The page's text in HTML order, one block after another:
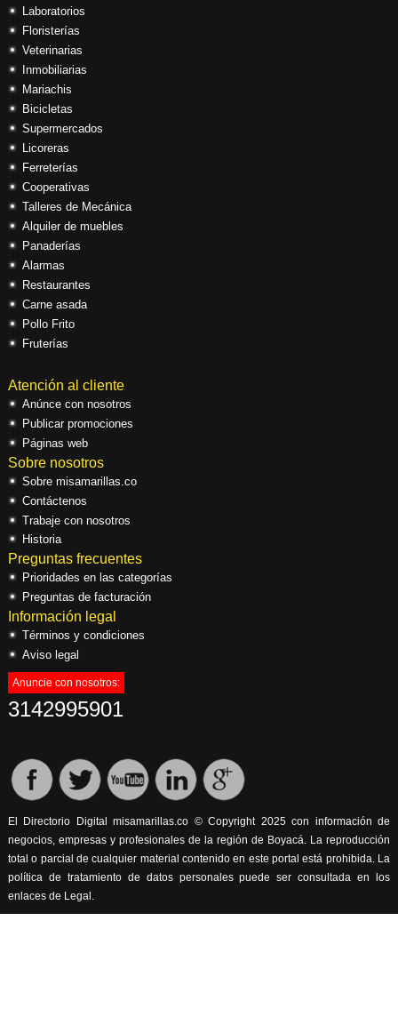
Laboratorios
Floristerías
Veterinarias
Inmobiliarias
Mariachis
Bicicletas
Supermercados
Licoreras
Ferreterías
Cooperativas
Talleres de Mecánica
Alquiler de muebles
Panaderías
Alarmas
Restaurantes
Carne asada
Pollo Frito
Fruterías
Atención al cliente
Anúnce con nosotros
Publicar promociones
Páginas web
Sobre nosotros
Sobre misamarillas.co
Contáctenos
Trabaje con nosotros
Historia
Preguntas frecuentes
Prioridades en las categorías
Preguntas de facturación
Información legal
Términos y condiciones
Aviso legal
Anuncie con nosotros:
3142995901
El Directorio Digital misamarillas.co © Copyright 2025 con información de
negocios, empresas y profesionales de la región de Boyacá. La reproducción
total o parcial de cualquier material contenido en este portal está prohibida. La
política de tratamiento de datos personales puede ser consultada en los
enlaces de Legal.